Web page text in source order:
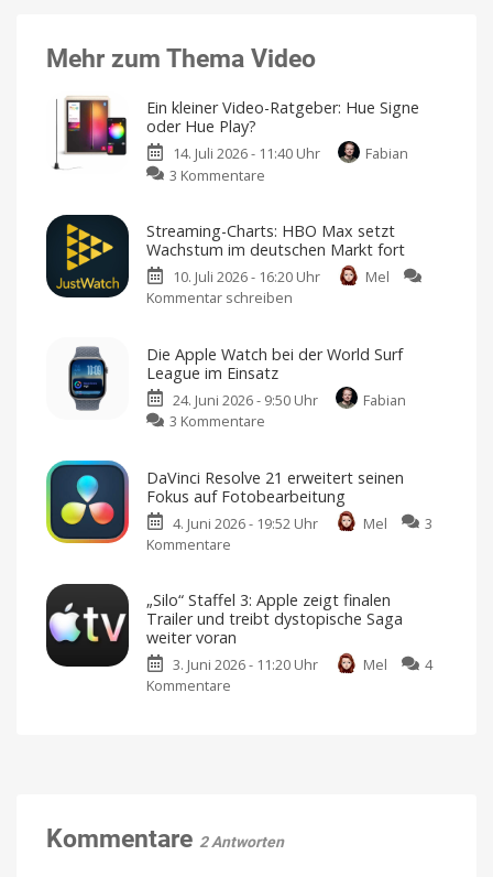
Mehr zum Thema Video
Ein kleiner Video-Ratgeber: Hue Signe
oder Hue Play?
14. Juli 2026 - 11:40 Uhr
Fabian
3 Kommentare
Video-
Ratgeber:
Hue
Signe
Play?
Tisch-
Stehleuchten
Streaming-Charts: HBO Max setzt
Wachstum im deutschen Markt fort
10. Juli 2026 - 16:20 Uhr
Mel
Kommentar schreiben
HBO
setzt
Markt
fort
Netflix
der
Die Apple Watch bei der World Surf
League im Einsatz
24. Juni 2026 - 9:50 Uhr
Fabian
3 Kommentare
Watch
bei
der
im
Einsatz
unverzichtbarer
Begleiter
DaVinci Resolve 21 erweitert seinen
Fokus auf Fotobearbeitung
4. Juni 2026 - 19:52 Uhr Mel
3
Kommentare
21
erweitert
seinen
Fokus
„Silo“ Staffel 3: Apple zeigt finalen
Trailer und treibt dystopische Saga
weiter voran
3. Juni 2026 - 11:20 Uhr Mel
4
Kommentare
und
Kommentare 2 Antworten